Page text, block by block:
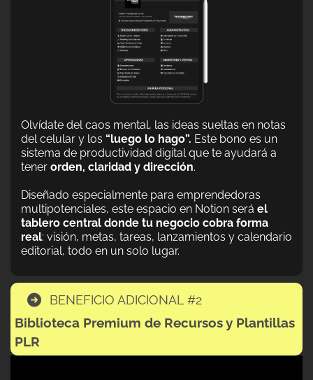
Olvídate del caos mental, las ideas sueltas en notas
del celular y los “luego lo hago”. Este bono es un
sistema de productividad digital que te ayudará a
tener orden, claridad y dirección.
Diseñado especialmente para emprendedoras
multipotenciales, este espacio en Notion será el
tablero central donde tu negocio cobra forma
real: visión, metas, tareas, lanzamientos y calendario
editorial, todo en un solo lugar.
BENEFICIO ADICIONAL #2
Biblioteca Premium de Recursos y Plantillas
PLR